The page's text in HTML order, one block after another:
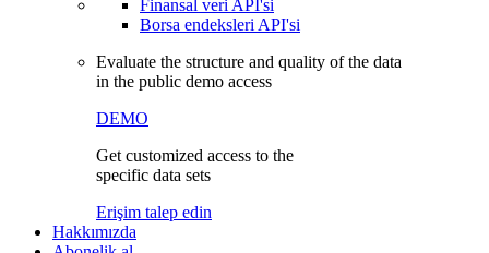
Finansal veri API'si
Borsa endeksleri API'si
Evaluate the structure and quality of the data
in the public demo access
DEMO
Get customized access to the
specific data sets
Erişim talep edin
Hakkımızda